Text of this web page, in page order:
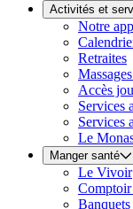
Activités et
Notre
Retraites
Accès
Services
Services
Le
Manger santé
Le Vivoir
Comptoir
Banquets